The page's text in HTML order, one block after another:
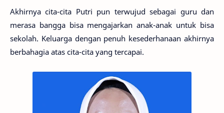
Akhirnya cita-cita Putri pun terwujud sebagai guru dan
merasa bangga bisa mengajarkan anak-anak untuk bisa
sekolah. Keluarga dengan penuh kesederhanaan akhirnya
berbahagia atas cita-cita yang tercapai.